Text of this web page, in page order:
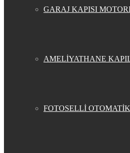
GARAJ KAPISI
AMELİYATHANE
FOTOSELLİ